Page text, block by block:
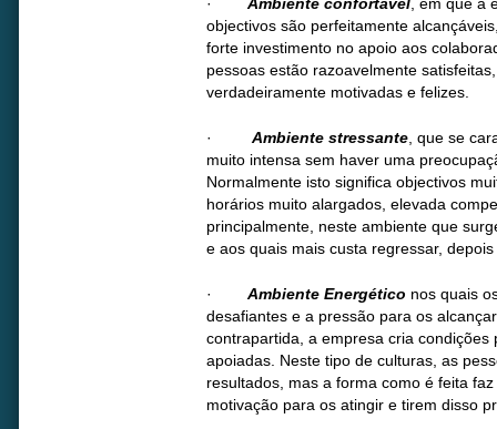
· Ambiente confortável , em que a
objectivos são perfeitamente
forte investimento no apoio aos
pessoas estão razoavelmente
verdadeiramente motivadas e felizes.
· Ambiente stressante , que se
muito intensa sem haver uma
Normalmente isto significa objectivos
horários muito alargados, elevada
principalmente, neste ambiente que
e aos quais mais custa regressar,
· Ambiente Energético nos quais
desafiantes e a pressão para os
contrapartida, a empresa cria condições
apoiadas. Neste tipo de culturas, as
resultados, mas a forma como é feita
motivação para os atingir e tirem disso